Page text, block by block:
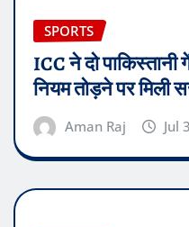
SPORTS
ICC ने दो
नियम तोड़ने पर मिली
Aman Raj Jul